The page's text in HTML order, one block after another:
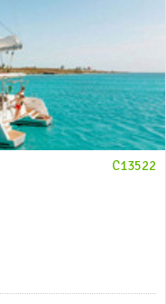
C13522